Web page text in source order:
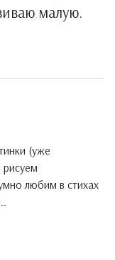
малую.
(уже
любим в стихах